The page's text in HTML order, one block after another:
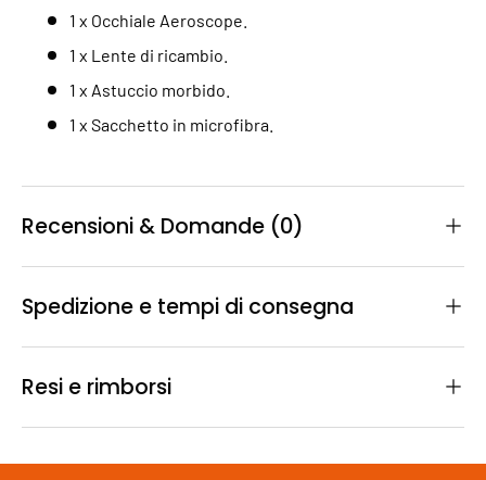
1 x Occhiale Aeroscope.
1 x Lente di ricambio.
1 x Astuccio morbido.
1 x Sacchetto in microfibra.
Recensioni & Domande (0)
Spedizione e tempi di consegna
Resi e rimborsi